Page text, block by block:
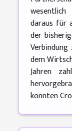
daraus für
der
dem
Jahren
konnten